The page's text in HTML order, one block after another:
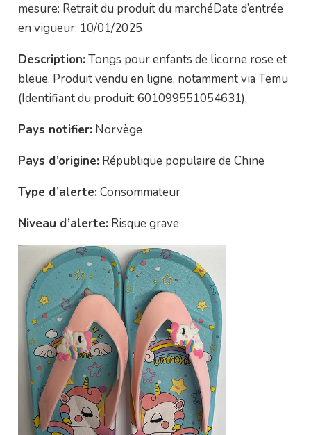
mesure: Retrait du produit du marchéDate d’entrée
en vigueur: 10/01/2025
Description: Tongs pour enfants de licorne rose et
bleue. Produit vendu en ligne, notamment via Temu
(Identifiant du produit: 601099551054631).
Pays notifier: Norvège
Pays d’origine: République populaire de Chine
Type d’alerte: Consommateur
Niveau d’alerte: Risque grave